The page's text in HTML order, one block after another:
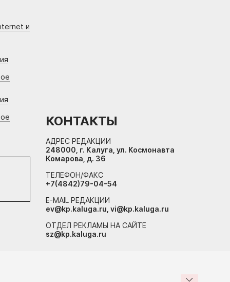
и
КОНТАКТЫ
АДРЕС РЕДАКЦИИ
248000, г. Калуга, ул. Космонавта
Комарова, д. 36
ТЕЛЕФОН/ФАКС
+7(4842)79-04-54
E-MAIL РЕДАКЦИИ
ev@kp.kaluga.ru, vi@kp.kaluga.ru
ОТДЕЛ РЕКЛАМЫ НА САЙТЕ
sz@kp.kaluga.ru